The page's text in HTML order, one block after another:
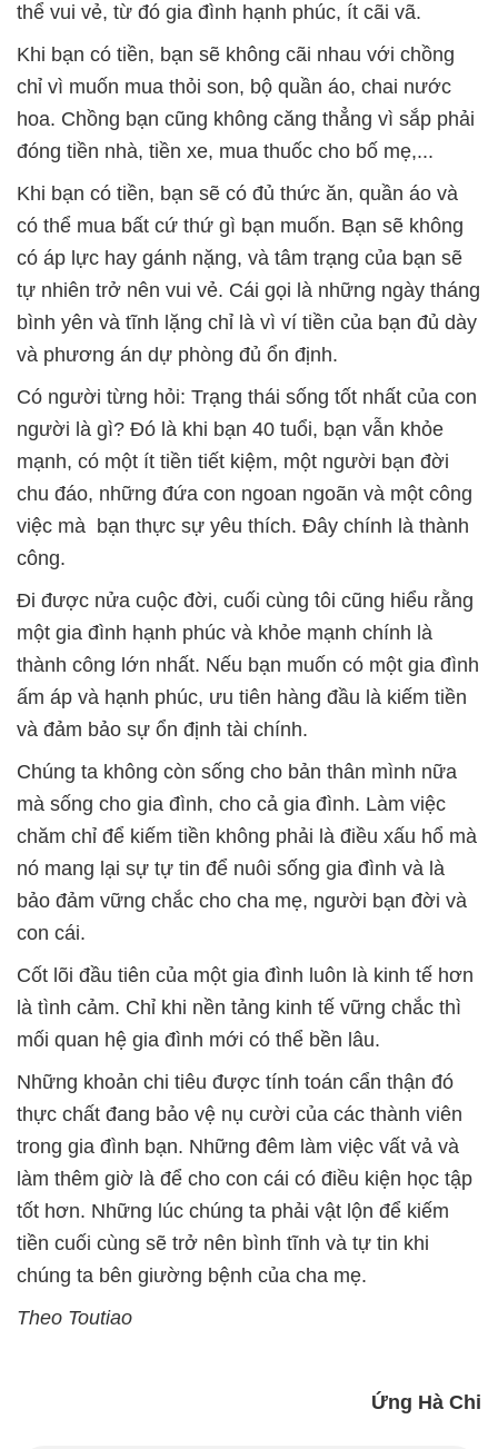
thể vui vẻ, từ đó gia đình hạnh phúc, ít cãi vã.
Khi bạn có tiền, bạn sẽ không cãi nhau với chồng
chỉ vì muốn mua thỏi son, bộ quần áo, chai nước
hoa. Chồng bạn cũng không căng thẳng vì sắp phải
đóng tiền nhà, tiền xe, mua thuốc cho bố mẹ,...
Khi bạn có tiền, bạn sẽ có đủ thức ăn, quần áo và
có thể mua bất cứ thứ gì bạn muốn. Bạn sẽ không
có áp lực hay gánh nặng, và tâm trạng của bạn sẽ
tự nhiên trở nên vui vẻ. Cái gọi là những ngày tháng
bình yên và tĩnh lặng chỉ là vì ví tiền của bạn đủ dày
và phương án dự phòng đủ ổn định.
Có người từng hỏi: Trạng thái sống tốt nhất của con
người là gì? Đó là khi bạn 40 tuổi, bạn vẫn khỏe
mạnh, có một ít tiền tiết kiệm, một người bạn đời
chu đáo, những đứa con ngoan ngoãn và một công
việc mà bạn thực sự yêu thích. Đây chính là thành
công.
Đi được nửa cuộc đời, cuối cùng tôi cũng hiểu rằng
một gia đình hạnh phúc và khỏe mạnh chính là
thành công lớn nhất. Nếu bạn muốn có một gia đình
ấm áp và hạnh phúc, ưu tiên hàng đầu là kiếm tiền
và đảm bảo sự ổn định tài chính.
Chúng ta không còn sống cho bản thân mình nữa
mà sống cho gia đình, cho cả gia đình. Làm việc
chăm chỉ để kiếm tiền không phải là điều xấu hổ mà
nó mang lại sự tự tin để nuôi sống gia đình và là
bảo đảm vững chắc cho cha mẹ, người bạn đời và
con cái.
Cốt lõi đầu tiên của một gia đình luôn là kinh tế hơn
là tình cảm. Chỉ khi nền tảng kinh tế vững chắc thì
mối quan hệ gia đình mới có thể bền lâu.
Những khoản chi tiêu được tính toán cẩn thận đó
thực chất đang bảo vệ nụ cười của các thành viên
trong gia đình bạn. Những đêm làm việc vất vả và
làm thêm giờ là để cho con cái có điều kiện học tập
tốt hơn. Những lúc chúng ta phải vật lộn để kiếm
tiền cuối cùng sẽ trở nên bình tĩnh và tự tin khi
chúng ta bên giường bệnh của cha mẹ.
Theo Toutiao
Ứng Hà Chi